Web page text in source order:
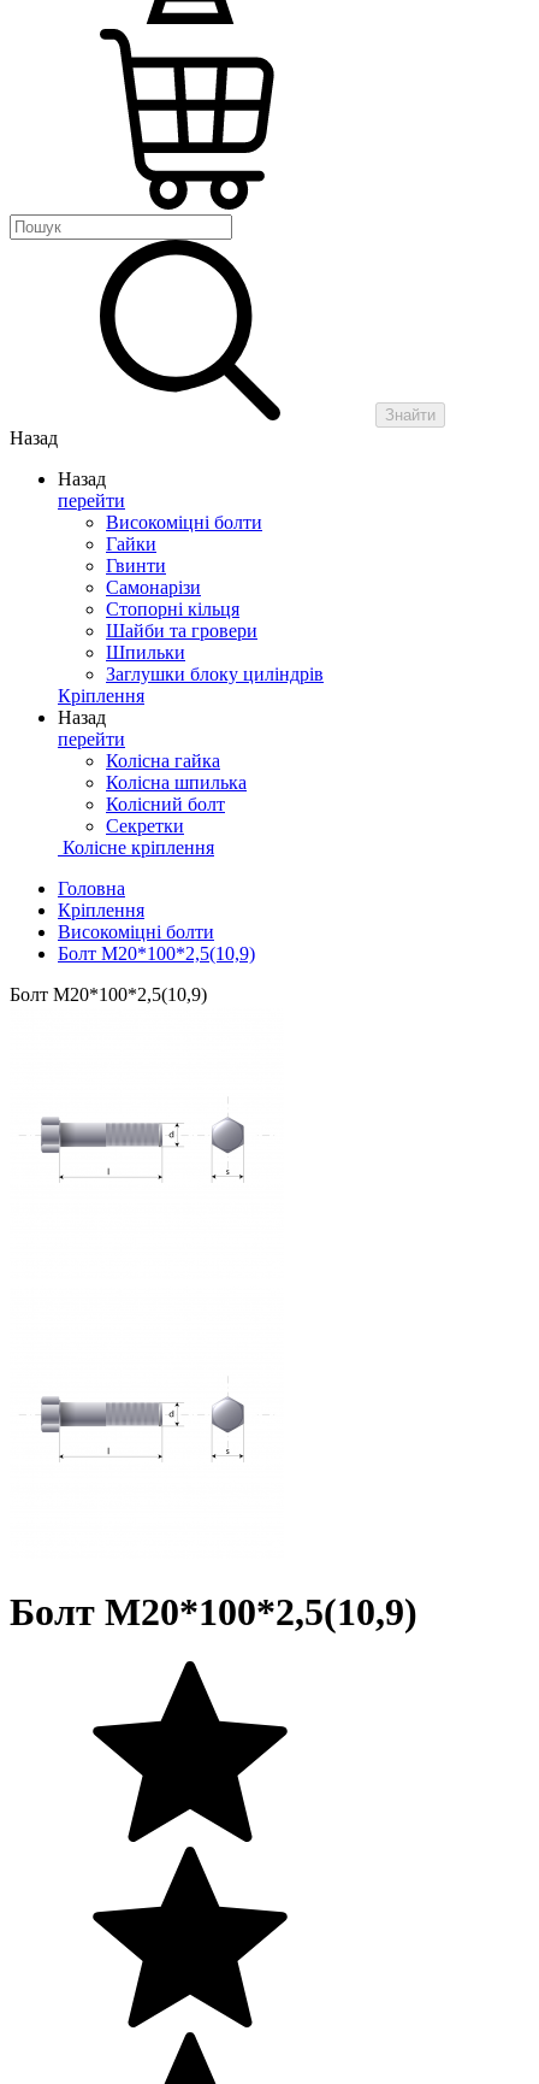
Знайти
Назад
Назад
перейти
Високоміцні болти
Гайки
Гвинти
Самонарізи
Стопорні кільця
Шайби та гровери
Шпильки
Заглушки блоку циліндрів
Кріплення
Назад
перейти
Колісна гайка
Колісна шпилька
Колісний болт
Секретки
Колісне кріплення
Головна
Кріплення
Високоміцні болти
Болт М20*100*2,5(10,9)
Болт М20*100*2,5(10,9)
Болт М20*100*2,5(10,9)